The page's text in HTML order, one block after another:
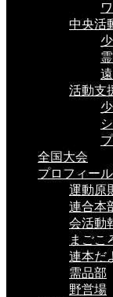
中央活
活動支
全国大会
プロフィール
運動原
連合本
会活動
まごこ
連本だ
需品部
野営場